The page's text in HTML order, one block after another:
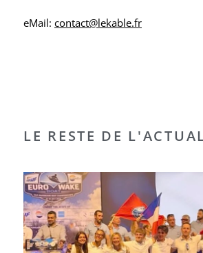
eMail: contact@lekable.fr
LE RESTE DE